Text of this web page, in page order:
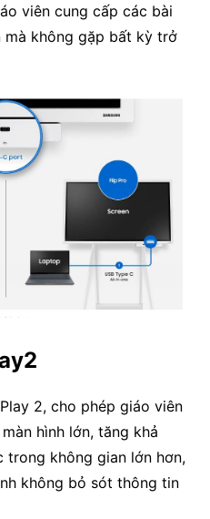
viên cung cấp các bài
không gặp bất kỳ trở
2, cho phép giáo viên
hình lớn, tăng khả
trong không gian lớn hơn,
không bỏ sót thông tin